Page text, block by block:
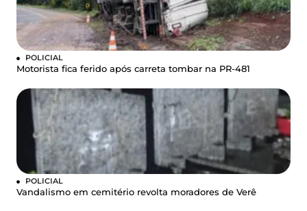
POLICIAL
Motorista fica ferido após carreta tombar na PR-481
POLICIAL
Vandalismo em cemitério revolta moradores de Verê